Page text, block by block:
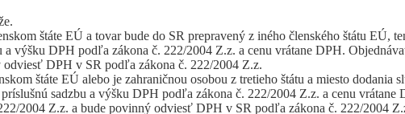
štáte EÚ a tovar bude do SR prepravený z iného členského štátu
výšku DPH podľa zákona č. 222/2004 Z.z. a cenu vrátane DPH.
DPH v SR podľa zákona č. 222/2004 Z.z.
štáte EÚ alebo je zahraničnou osobou z tretieho štátu a miesto
sadzbu a výšku DPH podľa zákona č. 222/2004 Z.z. a cenu
2004 Z.z. a bude povinný odviesť DPH v SR podľa zákona č. 222/2004